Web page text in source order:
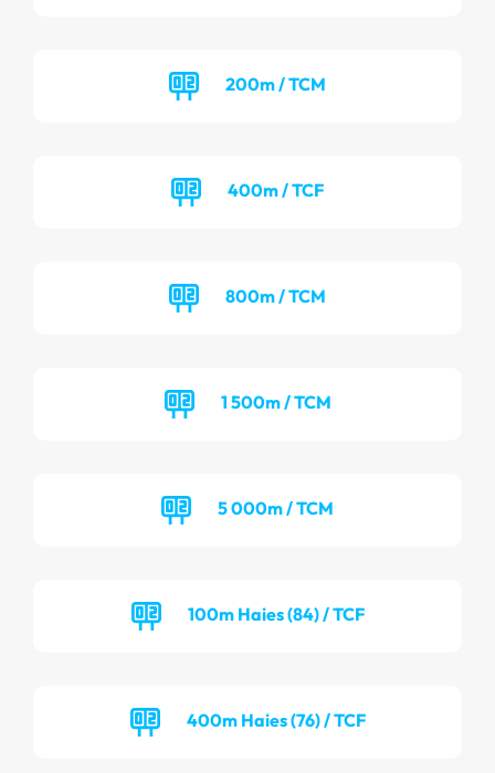
200m / TCM
400m / TCF
800m / TCM
1 500m / TCM
5 000m / TCM
100m Haies (84) / TCF
400m Haies (76) / TCF